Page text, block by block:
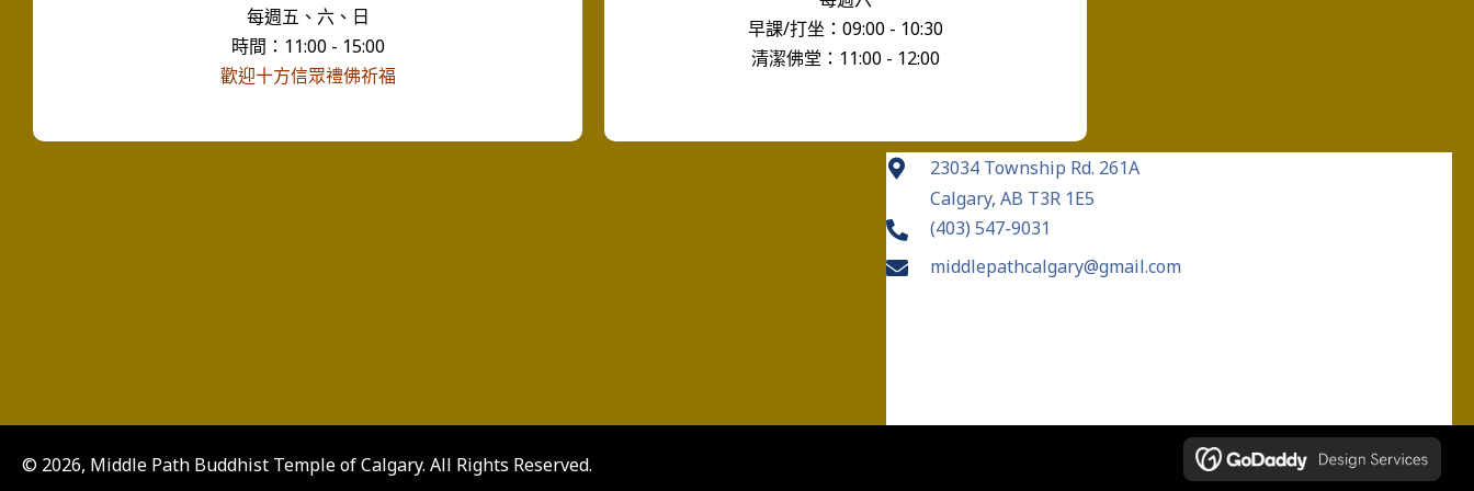
每週五、六、日
時間：11:00 - 15:00
歡迎十方信眾禮佛祈福
早課/打坐：09:00 - 10:30
清潔佛堂：11:00 - 12:00
23034 Township Rd. 261A
Calgary, AB T3R 1E5
(403) 547-9031
middlepathcalgary@gmail.com
© 2026, Middle Path Buddhist Temple of Calgary. All Rights Reserved.